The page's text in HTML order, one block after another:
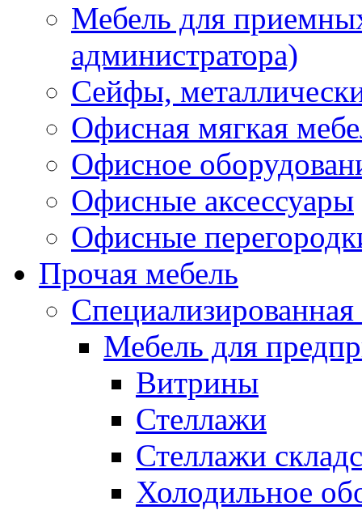
Мебель для
администратора)
Сейфы,
Офисная мягкая
Офисное
Офисные аксессуары
Офисные
Прочая мебель
Специализированная
Мебель для
Витрины
Стеллажи
Стеллажи
Холодильное